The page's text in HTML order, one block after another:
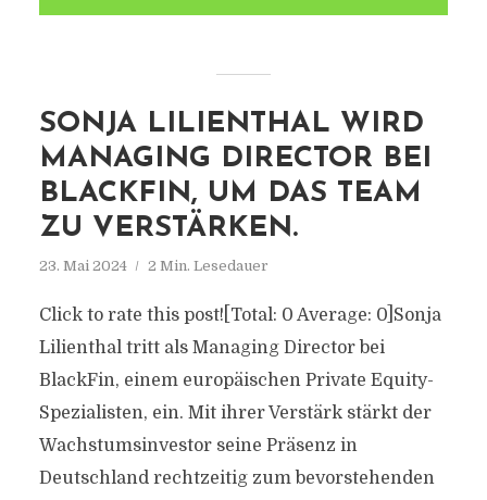
SONJA LILIENTHAL WIRD
MANAGING DIRECTOR BEI
BLACKFIN, UM DAS TEAM
ZU VERSTÄRKEN.
23. Mai 2024 2 Min. Lesedauer
Click to rate this post![Total: 0 Average: 0]Sonja
Lilienthal tritt als Managing Director bei
BlackFin, einem europäischen Private Equity-
Spezialisten, ein. Mit ihrer Verstärk stärkt der
Wachstumsinvestor seine Präsenz in
Deutschland rechtzeitig zum bevorstehenden